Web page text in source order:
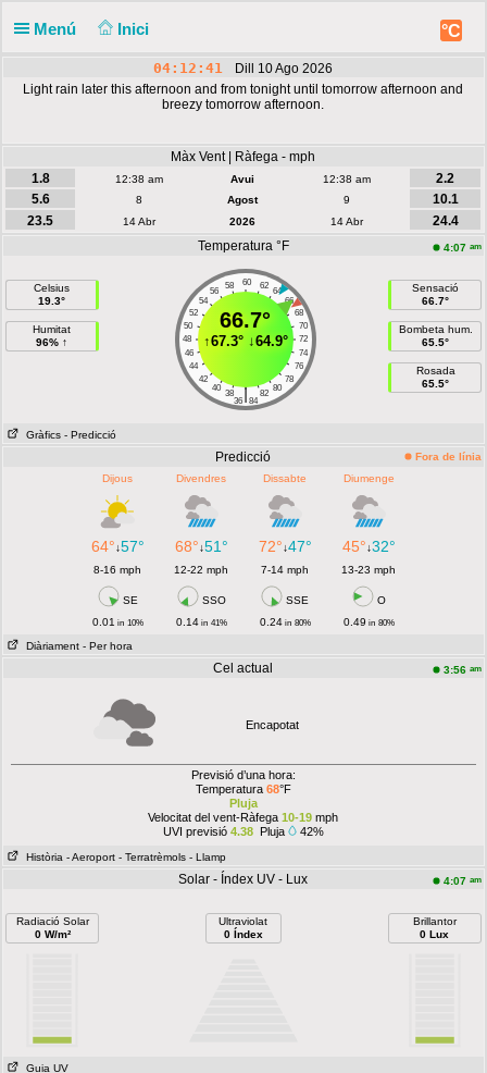
Menú Inici °C
04:12:41
Dill 10 Ago 2026
Light rain later this afternoon and from tonight until tomorrow afternoon and
breezy tomorrow afternoon.
Màx Vent | Ràfega - mph
1.8
12:38 am Avui 12:38 am
2.2
5.6
8 Agost 9
10.1
23.5
14 Abr 2026 14 Abr
24.4
Temperatura °F
4:07 am
Celsius
19.3°
Humitat
96% ↑
60
58 62
56
64
54
66
52
68
50
70
48
72
46
74
44
76
42
78
40
80
38 82
|
36 84
66.7°
↑67.3°↓64.9°
Sensació
66.7°
Bombeta hum.
65.5°
Rosada
65.5°
Gràfics - Predicció
Predicció
Fora de línia
Dijous
Divendres Dissabte Diumenge
64°↓57° 68°↓51° 72°↓47° 45°↓32°
8-16 mph 12-22 mph 7-14 mph 13-23 mph
SE SSO SSE
O
0.01 in 10% 0.14in 41% 0.24in 80% 0.49 in 80%
Diàriament - Per hora
Cel actual 3:56 am
Encapotat
Previsió d’una hora:
Temperatura 68°F
Pluja
Velocitat del vent-Ràfega 10-19 mph
UVI previsió 4.38Pluja 42%
Història - Aeroport - Terratrèmols - Llamp
Solar - Índex UV - Lux 4:07 am
Radiació Solar
0 W/m²
Ultraviolat
0 Índex
Brillantor
0 Lux
Guia UV